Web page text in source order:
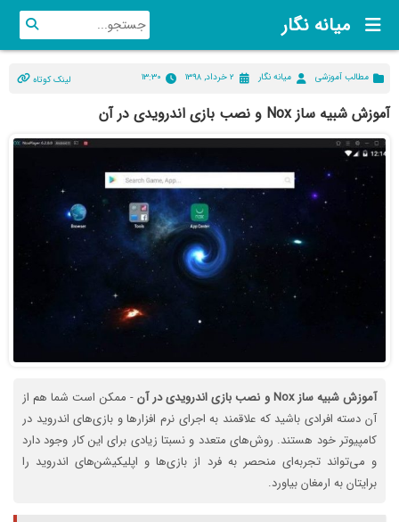
میانه نگار
مطالب آموزشی میانه نگار ۲ خرداد, ۱۳۹۸ ۱۳:۳۰ لینک کوتاه
آموزش شبیه ساز Nox و نصب بازی اندرویدی در آن
آموزششبیه ساز Nox و نصب بازی اندرویدیدرآن- ممکن است شما هم از
آن دسته افرادی باشید که علاقمند به اجرای نرم افزار‌ها و بازی‌های اندروید در
کامپیوتر خود هستند. روش‌های متعدد و نسبتا زیادی برای این کار وجود دارد
و می‌تواند تجربه‌ای منحصر به فرد از بازی‌ها و اپلیکیشن‌های اندروید را
برایتان به ارمغان بیاورد.